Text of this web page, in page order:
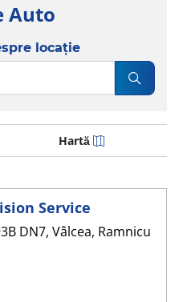
Auto
locație
Hartă
Service
DN7, Vâlcea, Ramnicu